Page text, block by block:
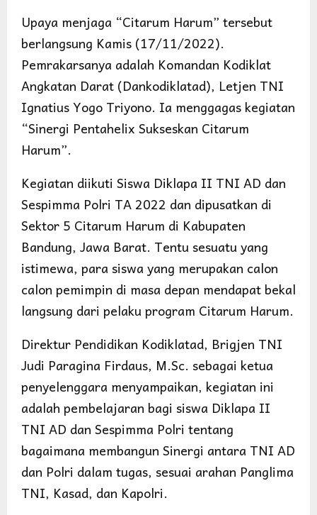
Upaya menjaga “Citarum Harum” tersebut
berlangsung Kamis (17/11/2022).
Pemrakarsanya adalah Komandan Kodiklat
Angkatan Darat (Dankodiklatad), Letjen TNI
Ignatius Yogo Triyono. Ia menggagas kegiatan
“Sinergi Pentahelix Sukseskan Citarum
Harum”.
Kegiatan diikuti Siswa Diklapa II TNI AD dan
Sespimma Polri TA 2022 dan dipusatkan di
Sektor 5 Citarum Harum di Kabupaten
Bandung, Jawa Barat. Tentu sesuatu yang
istimewa, para siswa yang merupakan calon
calon pemimpin di masa depan mendapat bekal
langsung dari pelaku program Citarum Harum.
Direktur Pendidikan Kodiklatad, Brigjen TNI
Judi Paragina Firdaus, M.Sc. sebagai ketua
penyelenggara menyampaikan, kegiatan ini
adalah pembelajaran bagi siswa Diklapa II
TNI AD dan Sespimma Polri tentang
bagaimana membangun Sinergi antara TNI AD
dan Polri dalam tugas, sesuai arahan Panglima
TNI, Kasad, dan Kapolri.